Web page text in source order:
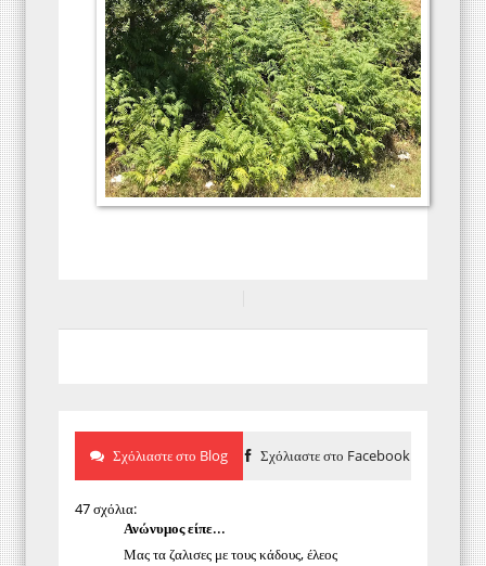
Σχόλιαστε στο Blog Σχόλιαστε στο Facebook
47 σχόλια:
Ανώνυμος είπε...
Μας τα ζαλισες με τους κάδους, έλεος